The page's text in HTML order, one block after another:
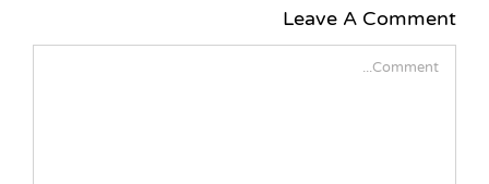
Leave A Comment